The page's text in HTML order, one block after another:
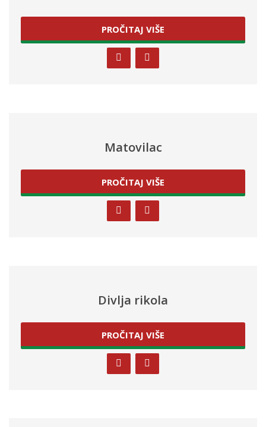
PROČITAJ VIŠE
Matovilac
PROČITAJ VIŠE
Divlja rikola
PROČITAJ VIŠE